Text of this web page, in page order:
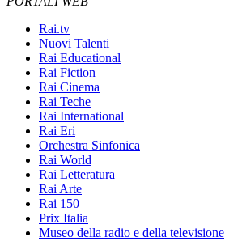
Rai.tv
Nuovi Talenti
Rai Educational
Rai Fiction
Rai Cinema
Rai Teche
Rai International
Rai Eri
Orchestra Sinfonica
Rai World
Rai Letteratura
Rai Arte
Rai 150
Prix Italia
Museo della radio e della televisione